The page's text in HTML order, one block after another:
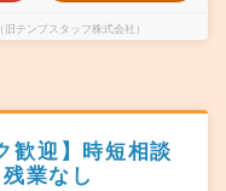
テンプスタッフ株式会社）
歓迎】時短相談
業なし